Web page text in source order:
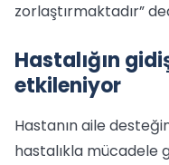
zorlaştırmaktadır”
Hastalığın
etkileniyor
Hastanın aile
hastalıkla mücadele